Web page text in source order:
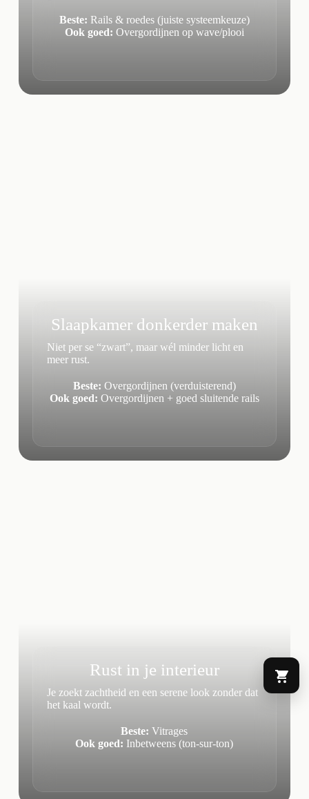
Beste: Rails & roedes (juiste systeemkeuze)
Ook goed: Overgordijnen op wave/plooi
Slaapkamer donkerder maken
Niet per se “zwart”, maar wél minder licht en
meer rust.
Beste: Overgordijnen (verduisterend)
Ook goed: Overgordijnen + goed sluitende rails
Rust in je interieur
Je zoekt zachtheid en een serene look zonder dat
het kaal wordt.
Beste: Vitrages
Ook goed: Inbetweens (ton-sur-ton)